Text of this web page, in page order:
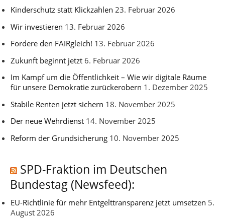
Kinderschutz statt Klickzahlen 23. Februar 2026
Wir investieren 13. Februar 2026
Fordere den FAIRgleich! 13. Februar 2026
Zukunft beginnt jetzt 6. Februar 2026
Im Kampf um die Öffentlichkeit – Wie wir digitale Räume
für unsere Demokratie zurückerobern 1. Dezember 2025
Stabile Renten jetzt sichern 18. November 2025
Der neue Wehrdienst 14. November 2025
Reform der Grundsicherung 10. November 2025
SPD-Fraktion im Deutschen
Bundestag (Newsfeed):
EU-Richtlinie für mehr Entgelttransparenz jetzt umsetzen 5.
August 2026